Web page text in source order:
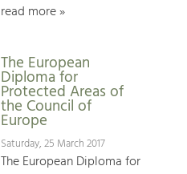
read more »
The European
Diploma for
Protected Areas of
the Council of
Europe
Saturday, 25 March 2017
The European Diploma for